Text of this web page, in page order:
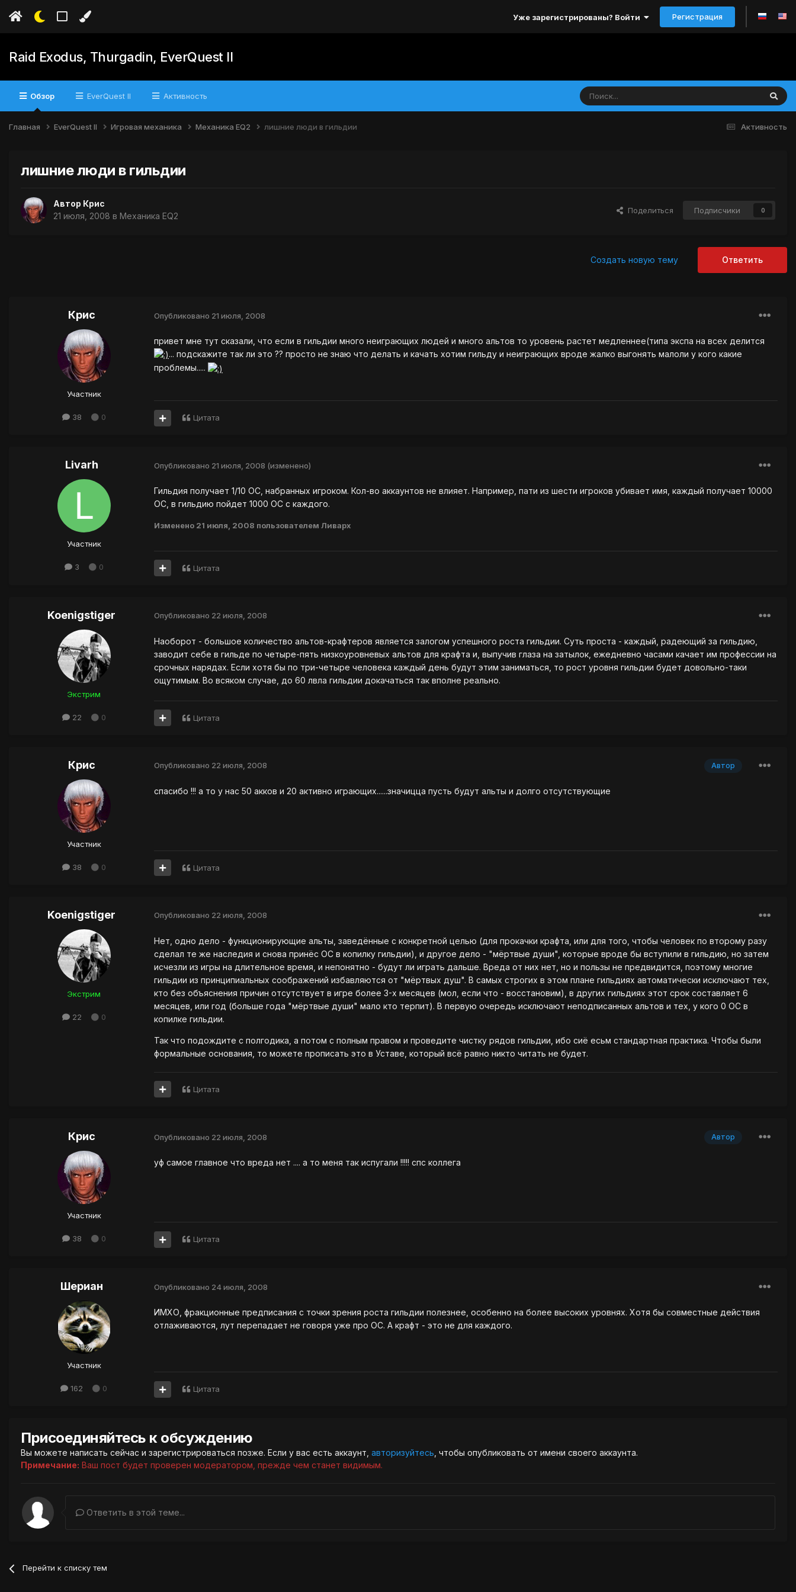
Уже зарегистрированы? Войти Регистрация
Raid Exodus, Thurgadin, EverQuest II
Обзор EverQuest II Активность
Активность
Главная EverQuest II Игровая механика Механика EQ2 лишние люди в гильдии
лишние люди в гильдии
Автор Крис
21 июля, 2008 в Механика EQ2
Поделиться Подписчики 0
Ответить
Создать новую тему
Крис
Участник
38 0
Опубликовано 21 июля, 2008
привет мне тут сказали, что если в гильдии много неиграющих людей и много альтов то уровень растет медленнее(типа экспа на всех делится
... подскажите так ли это ?? просто не знаю что делать и качать хотим гильду и неиграющих вроде жалко выгонять малоли у кого какие
проблемы.....
Цитата
Livarh
Участник
3 0
Опубликовано 21 июля, 2008 (изменено)
Гильдия получает 1/10 ОС, набранных игроком. Кол-во аккаунтов не влияет. Например, пати из шести игроков убивает имя, каждый получает 10000
ОС, в гильдию пойдет 1000 ОС с каждого.
Изменено 21 июля, 2008 пользователем Ливарх
Цитата
Koenigstiger
Экстрим
22 0
Опубликовано 22 июля, 2008
Наоборот - большое количество альтов-крафтеров является залогом успешного роста гильдии. Суть проста - каждый, радеющий за гильдию,
заводит себе в гильде по четыре-пять низкоуровневых альтов для крафта и, выпучив глаза на затылок, ежедневно часами качает им профессии на
срочных нарядах. Если хотя бы по три-четыре человека каждый день будут этим заниматься, то рост уровня гильдии будет довольно-таки
ощутимым. Во всяком случае, до 60 лвла гильдии докачаться так вполне реально.
Цитата
Крис
Участник
38 0
Автор
Опубликовано 22 июля, 2008
спасибо !!! а то у нас 50 акков и 20 активно играющих......значицца пусть будут альты и долго отсутствующие
Цитата
Koenigstiger
Экстрим
22 0
Опубликовано 22 июля, 2008
Нет, одно дело - функционирующие альты, заведённые с конкретной целью (для прокачки крафта, или для того, чтобы человек по второму разу
сделал те же наследия и снова принёс ОС в копилку гильдии), и другое дело - "мёртвые души", которые вроде бы вступили в гильдию, но затем
исчезли из игры на длительное время, и непонятно - будут ли играть дальше. Вреда от них нет, но и пользы не предвидится, поэтому многие
гильдии из принципиальных соображений избавляются от "мёртвых душ". В самых строгих в этом плане гильдиях автоматически исключают тех,
кто без объяснения причин отсутствует в игре более 3-х месяцев (мол, если что - восстановим), в других гильдиях этот срок составляет 6
месяцев, или год (больше года "мёртвые души" мало кто терпит). В первую очередь исключают неподписанных альтов и тех, у кого 0 ОС в
копилке гильдии.
Так что подождите с полгодика, а потом с полным правом и проведите чистку рядов гильдии, ибо сиё есьм стандартная практика. Чтобы были
формальные основания, то можете прописать это в Уставе, который всё равно никто читать не будет.
Цитата
Крис
Участник
38 0
Автор
Опубликовано 22 июля, 2008
уф самое главное что вреда нет .... а то меня так испугали !!!!! спс коллега
Цитата
Шериан
Участник
162 0
Опубликовано 24 июля, 2008
ИМХО, фракционные предписания с точки зрения роста гильдии полезнее, особенно на более высоких уровнях. Хотя бы совместные действия
отлаживаются, лут перепадает не говоря уже про ОС. А крафт - это не для каждого.
Цитата
Присоединяйтесь к обсуждению
Вы можете написать сейчас и зарегистрироваться позже. Если у вас есть аккаунт, авторизуйтесь , чтобы опубликовать от имени своего аккаунта.
Примечание: Ваш пост будет проверен модератором, прежде чем станет видимым.
Ответить в этой теме...
Перейти к списку тем